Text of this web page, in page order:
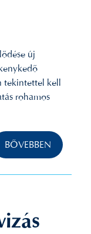
új
tekintettel kell
rohamos
BŐVEBBEN